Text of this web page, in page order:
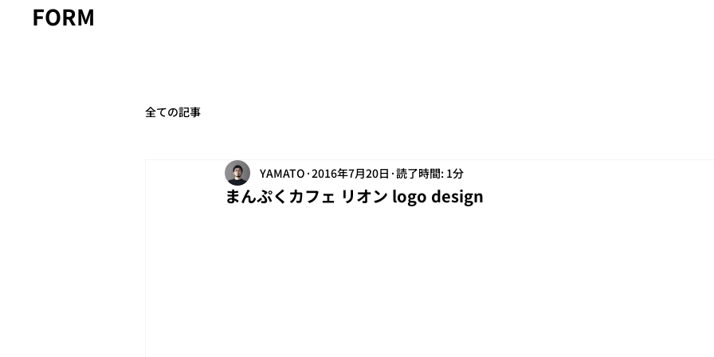
FORM
全ての記事
まんぷくカフェ リオン logo design
YAMATO 2016年7月20日 読了時間: 1分